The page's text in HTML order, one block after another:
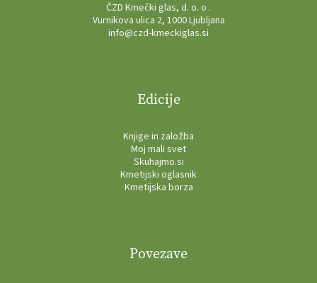
ČZD Kmečki glas, d. o. o .
Vurnikova ulica 2, 1000 Ljubljana
info@czd-kmeckiglas.si
Edicije
Knjige in založba
Moj mali svet
Skuhajmo.si
Kmetijski oglasnik
Kmetijska borza
Povezave